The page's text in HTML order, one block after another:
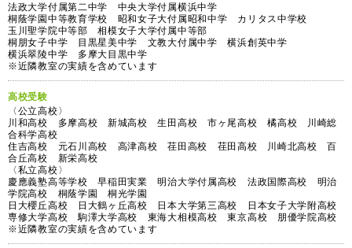
法政大学付属第二中学 中央大学付属横浜中学
桐蔭学園中等教育学校 昭和女子大付属昭和中学 カリタス中学校
玉川聖学院中等部 相模女子大学付属中等部
桐朋女子中学 目黒星美中学 文教大付属中学 横浜創英中学
横浜翠陵中学 多摩大目黒中学
※近隣教室の実績を含めています
高校受験
〈公立高校〉
川和高校 多摩高校 新城高校 生田高校 市ヶ尾高校 橘高校 川崎総
合科学高校
住吉高校 元石川高校 高津高校 荏田高校 荏田高校 川崎北高校 百
合丘高校 新栄高校
〈私立高校〉
慶應義塾高等学校 早稲田実業 明治大学付属高校 法政国際高校 明治
学院高校 桐蔭学園 桐光学園
日大櫻丘高校 日大鶴ヶ丘高校 日本大学第三高校 日本女子大学附高校
専修大学高校 駒澤大学高校 東海大相模高校 東京高校 朋優学院高校
※近隣教室の実績を含めています